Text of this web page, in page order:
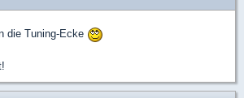
die Tuning-Ecke